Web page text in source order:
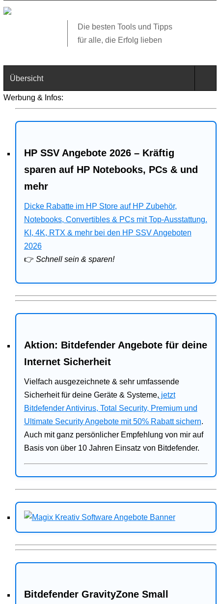
Die besten Tools und Tipps
für alle, die Erfolg lieben
Übersicht
Technik
Web
Business
Angebote
Bitdefender
Ratgeber
Werbung & Infos:
HP SSV Angebote 2026 – Kräftig
sparen auf HP Notebooks, PCs & und
mehr
Dicke Rabatte im HP Store auf HP Zubehör,
Notebooks, Convertibles & PCs mit Top-Ausstattung.
KI, 4K, RTX & mehr bei den HP SSV Angeboten
2026
👉 Schnell sein & sparen!
Aktion: Bitdefender Angebote für deine
Internet Sicherheit
Vielfach ausgezeichnete & sehr umfassende
Sicherheit für deine Geräte & Systeme, jetzt
Bitdefender Antivirus, Total Security, Premium und
Ultimate Security Angebote mit 50% Rabatt sichern.
Auch mit ganz persönlicher Empfehlung von mir auf
Basis von über 10 Jahren Einsatz von Bitdefender.
Bitdefender GravityZone Small